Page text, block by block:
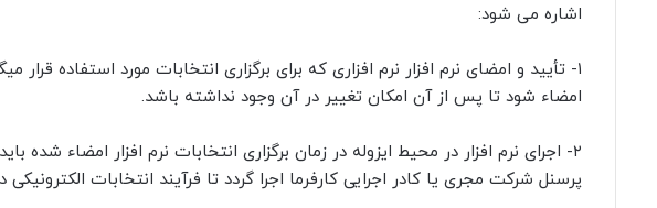
اشاره می شود:
۱- تأیید و امضای نرم افزار نرم افزاری که برای برگزاری انتخابات مورد استفاده
امضاء شود تا پس از آن امکان تغییر در آن وجود نداشته باشد.
۲- اجرای نرم افزار در محیط ایزوله در زمان برگزاری انتخابات نرم افزار امضاء
پرسنل شرکت مجری یا کادر اجرایی کارفرما اجرا گردد تا فرآیند انتخابات